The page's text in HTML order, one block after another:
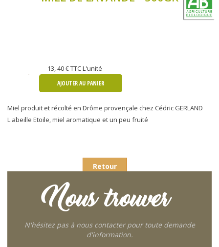
13, 40 €TTC L'unité
AJOUTER AU PANIER
Miel produit et récolté en Drôme provençale chez Cédric GERLAND
L'abeille Etoile, miel aromatique et un peu fruité
Retour
Nous trouver
N'hésitez pas à nous contacter pour toute demande
d'information.